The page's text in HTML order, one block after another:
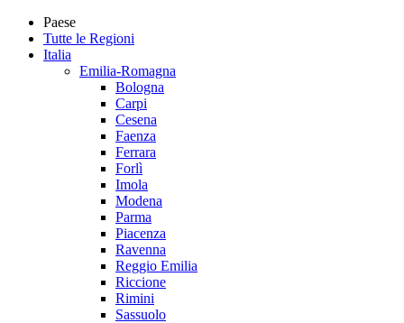
Paese
Tutte le Regioni
Italia
Emilia-Romagna
Bologna
Carpi
Cesena
Faenza
Ferrara
Forlì
Imola
Modena
Parma
Piacenza
Ravenna
Reggio Emilia
Riccione
Rimini
Sassuolo